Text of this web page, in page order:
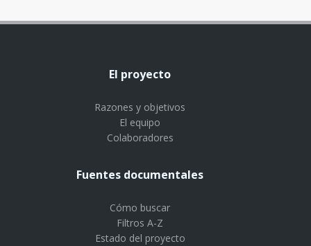
El proyecto
Razones y objetivos
El equipo
Colaboradores
Fuentes documentales
Cómo buscar
Filtros A-Z
Estado del proyecto